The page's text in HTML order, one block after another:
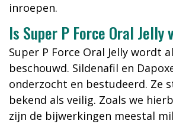
inroepen.
Is Super P Force Oral Jelly
Super P Force Oral Jelly wordt
beschouwd. Sildenafil en
onderzocht en bestudeerd. Ze
bekend als veilig. Zoals we
zijn de bijwerkingen meestal